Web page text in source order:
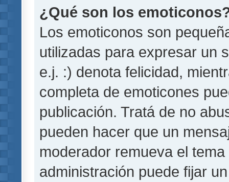
¿Qué son los
Los emoticonos son
utilizadas para expresar un
e.j. :) denota felicidad,
completa de emoticones
publicación. Tratá de no
pueden hacer que un
moderador remueva el
administración puede fijar